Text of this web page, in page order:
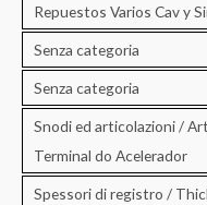
Repuestos Varios Cav y
Senza categoria
Senza categoria
Snodi ed articolazioni /
Terminal do Acelerador
Spessori di registro /